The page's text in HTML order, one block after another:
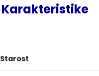
Karakteristike
Starost